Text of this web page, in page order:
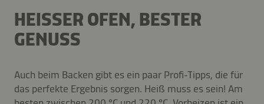
HEISSER OFEN, BESTER G
ENUSS
Auch beim Backen gibt es ein paar Profi-Tipps, die für
das perfekte Ergebnis sorgen. Heiß muss es sein! Am